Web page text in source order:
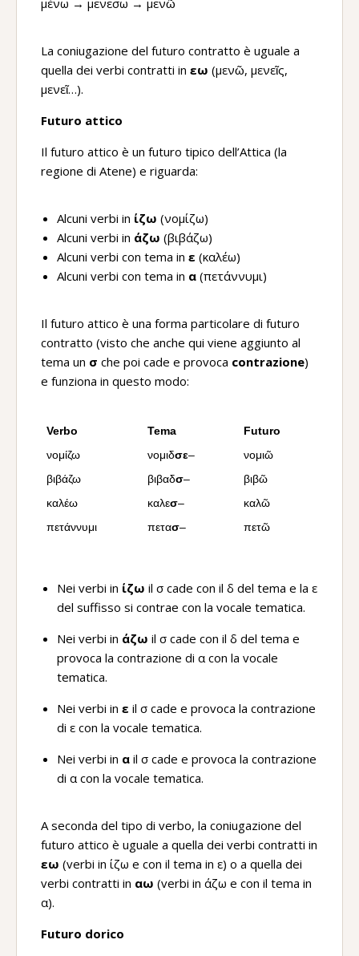
μένω → μενεσω → μενῶ
La coniugazione del futuro contratto è uguale a
quella dei verbi contratti in εω (μενῶ, μενεῖς,
μενεῖ…).
Futuro attico
Il futuro attico è un futuro tipico dell’Attica (la
regione di Atene) e riguarda:
Alcuni verbi in ίζω (νομίζω)
Alcuni verbi in άζω (βιβάζω)
Alcuni verbi con tema in ε (καλέω)
Alcuni verbi con tema in α (πετάννυμι)
Il futuro attico è una forma particolare di futuro
contratto (visto che anche qui viene aggiunto al
tema un σ che poi cade e provoca contrazione)
e funziona in questo modo:
Verbo Tema
Futuro
νομίζω
νομιδσε–
νομιῶ
βιβάζω
βιβαδσ–
βιβῶ
καλέω
καλεσ–
καλῶ
πετάννυμι
πετασ– πετῶ
Nei verbi in ίζω il σ cade con il δ del tema e la ε
del suffisso si contrae con la vocale tematica.
Nei verbi in άζω il σ cade con il δ del tema e
provoca la contrazione di α con la vocale
tematica.
Nei verbi in ε il σ cade e provoca la contrazione
di ε con la vocale tematica.
Nei verbi in α il σ cade e provoca la contrazione
di α con la vocale tematica.
A seconda del tipo di verbo, la coniugazione del
futuro attico è uguale a quella dei verbi contratti in
εω (verbi in ίζω e con il tema in ε) o a quella dei
verbi contratti in αω (verbi in άζω e con il tema in
α).
Futuro dorico